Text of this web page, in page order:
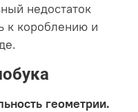
недостаток
к короблению и
геометрии.